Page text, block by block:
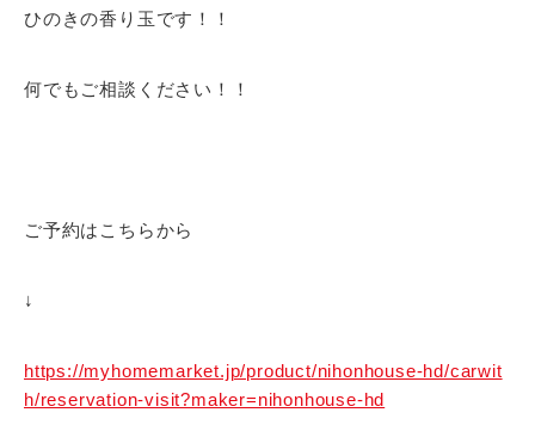
ひのきの香り玉です！！
何でもご相談ください！！
ご予約はこちらから
↓
https://myhomemarket.jp/product/nihonhouse-hd/carwit
h/reservation-visit?maker=nihonhouse-hd